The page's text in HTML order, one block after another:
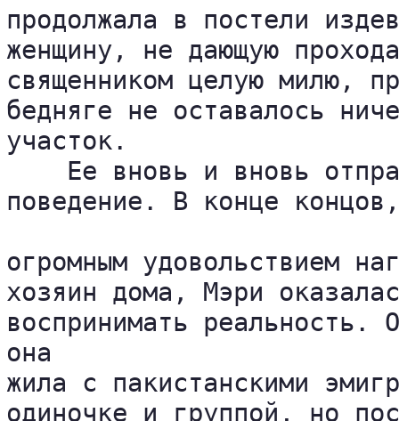
продолжала в постели
женщину, не дающую
священником целую милю,
бедняге не оставалось
участок.
Ее вновь и вновь
поведение. В конце
огромным удовольствием
хозяин дома, Мэри
воспринимать
она
жила с пакистанскими
одиночке и группой, но